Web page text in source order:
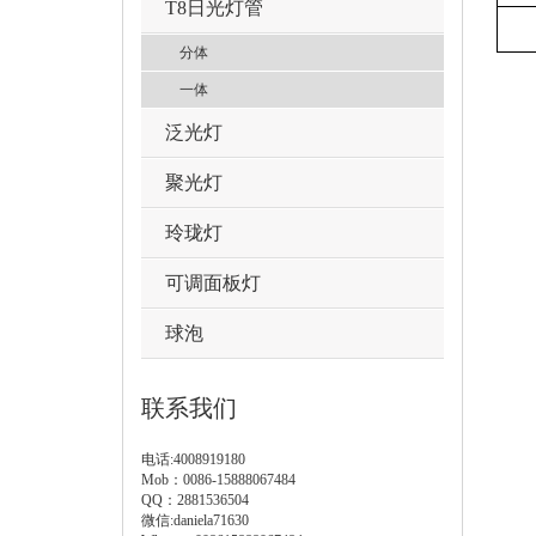
T8日光灯管
分体
一体
泛光灯
聚光灯
玲珑灯
可调面板灯
球泡
联系我们
电话:4008919180
Mob：0086-15888067484
QQ：2881536504
微信:daniela71630